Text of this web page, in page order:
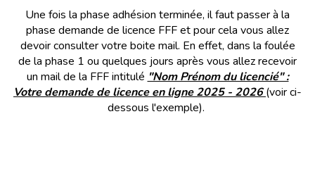
Une fois la phase adhésion terminée, il faut passer à la
phase demande de licence FFF et pour cela vous allez
devoir consulter votre boite mail. En effet, dans la foulée
de la phase 1 ou quelques jours après vous allez recevoir
un mail de la FFF intitulé "Nom Prénom du licencié" :
Votre demande de licence en ligne 2025 - 2026(voir ci-
dessous l'exemple).